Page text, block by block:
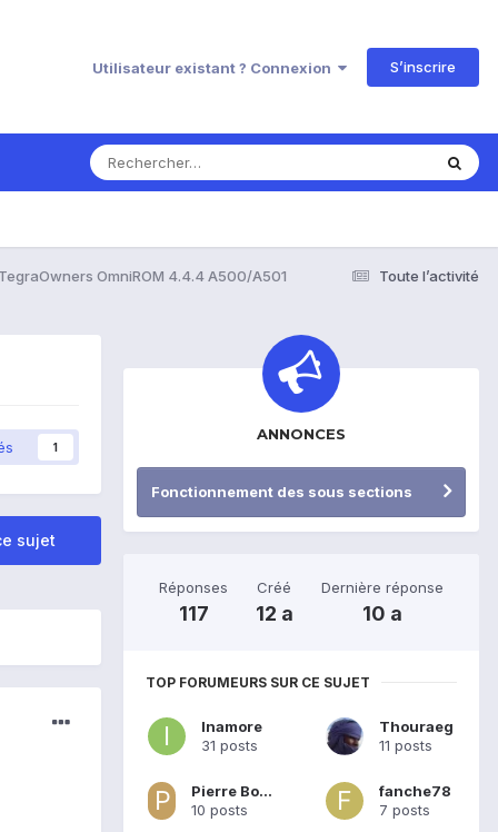
Utilisateur existant ? Connexion S’inscrire
Toute l’activité
TegraOwners OmniROM 4.4.4 A500/A501
1
sujet
ANNONCES
Fonctionnement des sous sections
Réponses
117
Créé
12 a
Dernière réponse
10 a
TOP FORUMEURS SUR CE SUJET
Inamore
31 posts
Thouraeg
11 posts
Pierre Bourdais
10 posts
fanche78
7 posts